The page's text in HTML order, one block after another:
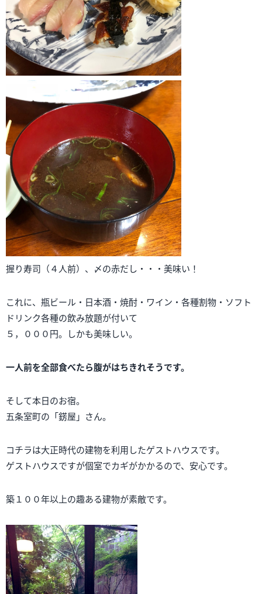
握り寿司（４人前）、〆の赤だし・・・美味い！
これに、瓶ビール・日本酒・焼酎・ワイン・各種割物・ソフト
ドリンク各種の飲み放題が付いて
５，０００円。しかも美味しい。
一人前を全部食べたら腹がはちきれそうです。
そして本日のお宿。
五条室町の「錺屋」さん。
コチラは大正時代の建物を利用したゲストハウスです。
ゲストハウスですが個室でカギがかかるので、安心です。
築１００年以上の趣ある建物が素敵です。